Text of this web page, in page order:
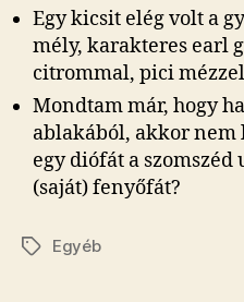
Egy kicsit elég volt a
mély, karakteres earl
citrommal, pici
Mondtam már, hogy
ablakából, akkor nem
egy diófát a
(saját) fenyőfát?
CímkékEgyéb